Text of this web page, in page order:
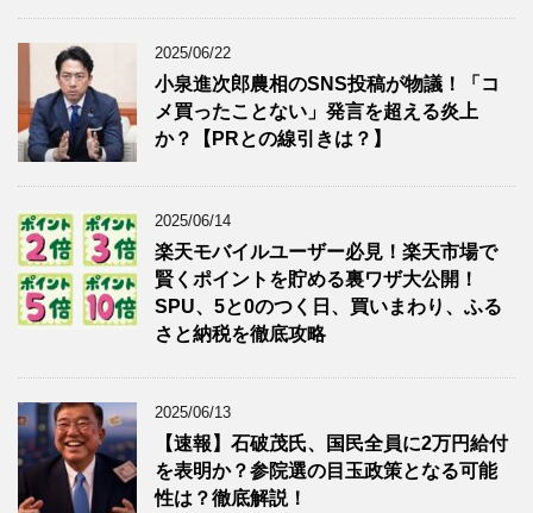
2025/06/22
小泉進次郎農相のSNS投稿が物議！「コ
メ買ったことない」発言を超える炎上
か？【PRとの線引きは？】
2025/06/14
楽天モバイルユーザー必見！楽天市場で
賢くポイントを貯める裏ワザ大公開！
SPU、5と0のつく日、買いまわり、ふる
さと納税を徹底攻略
2025/06/13
【速報】石破茂氏、国民全員に2万円給付
を表明か？参院選の目玉政策となる可能
性は？徹底解説！